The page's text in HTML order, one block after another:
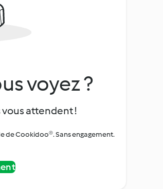
voyez ?
attendent !
de Cookidoo®. Sans engagement.